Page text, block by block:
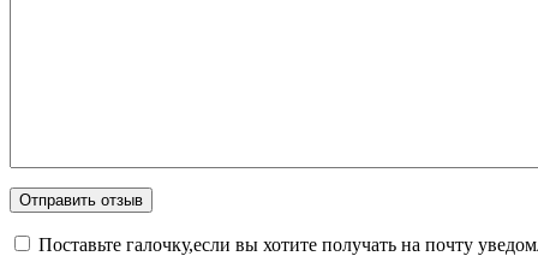
Поставьте галочку,если вы хотите получать на почту